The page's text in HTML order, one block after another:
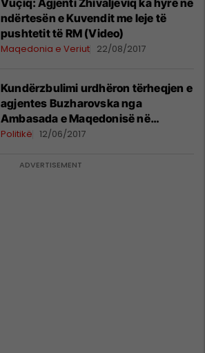
Vuçiq: Agjenti Zhivaljeviq ka hyrë në
ndërtesën e Kuvendit me leje të
pushtetit të RM (Video)
Maqedonia e Veriut 22/08/2017
Kundërzbulimi urdhëron tërheqjen e
agjentes Buzharovska nga
Ambasada e Maqedonisë në
Beograd
Politikë 12/06/2017